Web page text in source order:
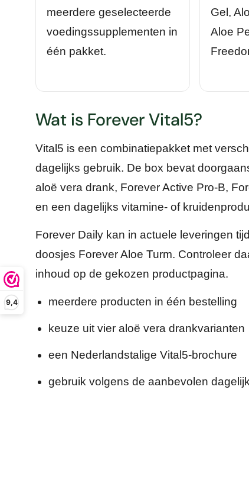
9,4
meerdere geselecteerde
voedingssupplementen in
één pakket.
Gel,
Aloe
Wat is Forever Vital5?
Vital5 is een combinatiepakket met
dagelijks gebruik. De box bevat
aloë vera drank, Forever Active Pro-B,
en een dagelijks vitamine- of
Forever Daily kan in actuele leveringen
doosjes Forever Aloe Turm. Controleer
inhoud op de gekozen productpagina.
meerdere producten in één bestelling
keuze uit vier aloë vera drankvarianten
een Nederlandstalige Vital5-brochure
gebruik volgens de aanbevolen